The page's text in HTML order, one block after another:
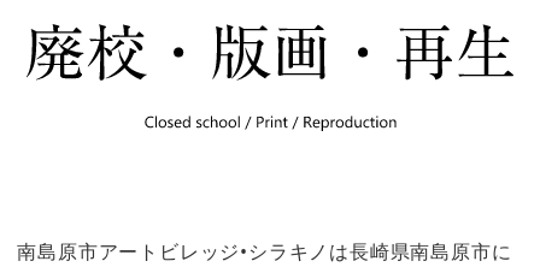
南島原市アートビレッジ•シラキノは長崎県南島原市に